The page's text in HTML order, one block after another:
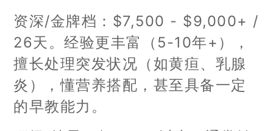
资深/金牌档：$7,500 - $9,000+ /
26天。经验更丰富（5-10年+），
擅长处理突发状况（如黄疸、乳腺
炎），懂营养搭配，甚至具备一定
的早教能力。